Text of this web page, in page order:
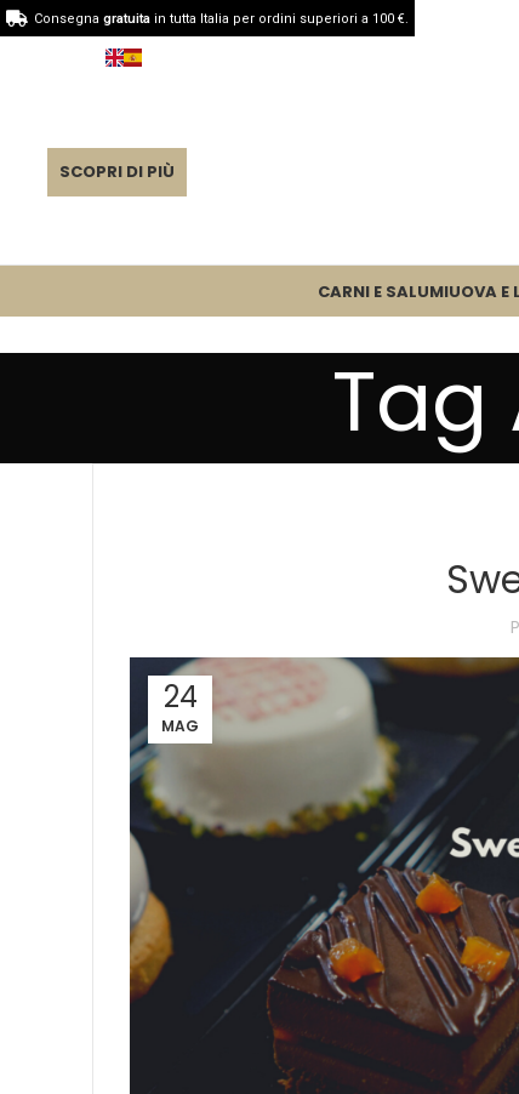
SCOPRI DI PIÙ
CARNI E SALUMIUOVA E
Tag
24
MAG
Consegna gratuitain tutta Italia per ordini superiori a 100 €.